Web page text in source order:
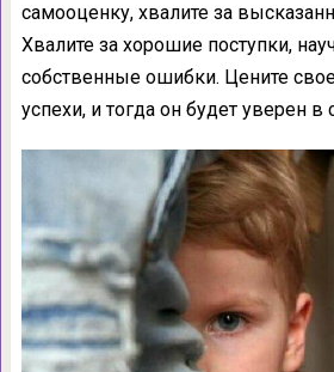
самооценку, хвалите за
Хвалите за хорошие поступки,
собственные ошибки. Цените
успехи, и тогда он будет уверен в